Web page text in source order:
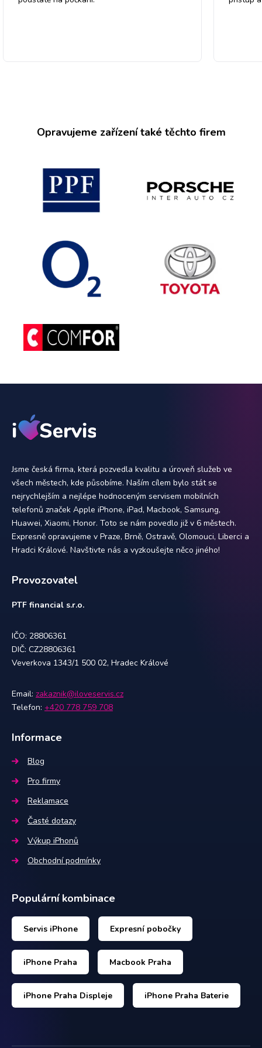
Opravujeme zařízení také těchto firem
Jsme česká firma, která pozvedla kvalitu a úroveň služeb ve
všech městech, kde působíme. Naším cílem bylo stát se
nejrychlejším a nejlépe hodnoceným servisem mobilních
telefonů značek Apple iPhone, iPad, Macbook, Samsung,
Huawei, Xiaomi, Honor. Toto se nám povedlo již v 6 městech.
Expresně opravujeme v Praze, Brně, Ostravě, Olomouci, Liberci a
Hradci Králové. Navštivte nás a vyzkoušejte něco jiného!
Provozovatel
PTF financial s.r.o.
IČO: 28806361
DIČ: CZ28806361
Veverkova 1343/1 500 02, Hradec Králové
Email: zakaznik@iloveservis.cz
Telefon: +420 778 759 708
Informace
Blog
Pro firmy
Reklamace
Časté dotazy
Výkup iPhonů
Obchodní podmínky
Populární kombinace
Servis iPhone Expresní pobočky
iPhone Praha Macbook Praha
iPhone Praha Displeje iPhone Praha Baterie